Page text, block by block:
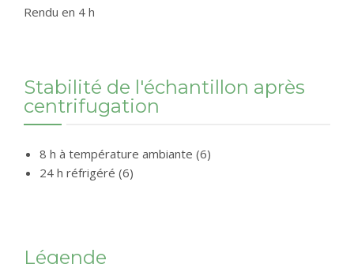
Rendu en 4 h
Stabilité de l'échantillon après
centrifugation
8 h à température ambiante (6)
24 h réfrigéré (6)
Légende